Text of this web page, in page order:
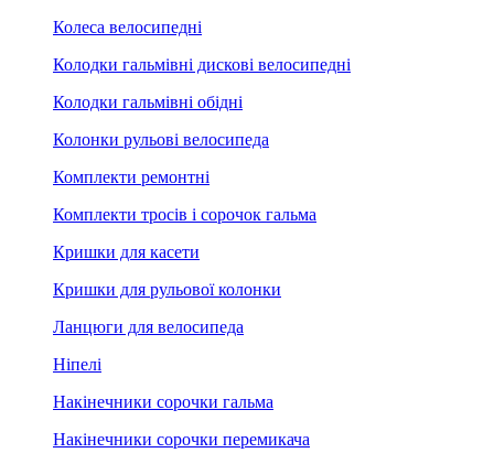
Колеса велосипедні
Колодки гальмівні дискові велосипедні
Колодки гальмівні обідні
Колонки рульові велосипеда
Комплекти ремонтні
Комплекти тросів і сорочок гальма
Кришки для касети
Кришки для рульової колонки
Ланцюги для велосипеда
Ніпелі
Накінечники сорочки гальма
Накінечники сорочки перемикача